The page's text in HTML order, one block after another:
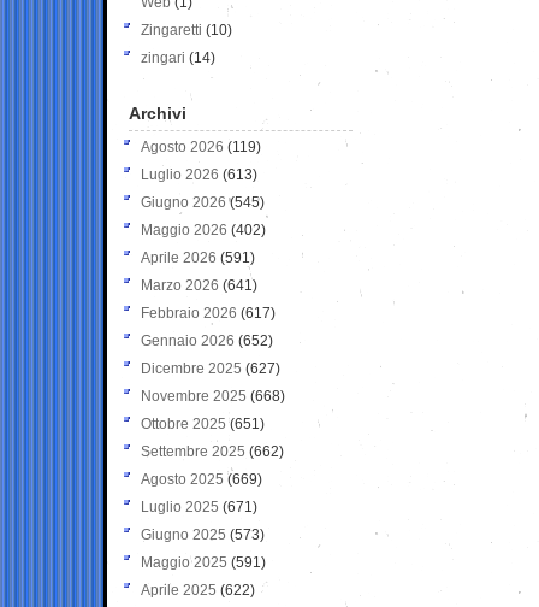
Zingaretti (10)
zingari (14)
Archivi
Agosto 2026 (119)
Luglio 2026 (613)
Giugno 2026 (545)
Maggio 2026 (402)
Aprile 2026 (591)
Marzo 2026 (641)
Febbraio 2026 (617)
Gennaio 2026 (652)
Dicembre 2025 (627)
Novembre 2025 (668)
Ottobre 2025 (651)
Settembre 2025 (662)
Agosto 2025 (669)
Luglio 2025 (671)
Giugno 2025 (573)
Maggio 2025 (591)
Aprile 2025 (622)